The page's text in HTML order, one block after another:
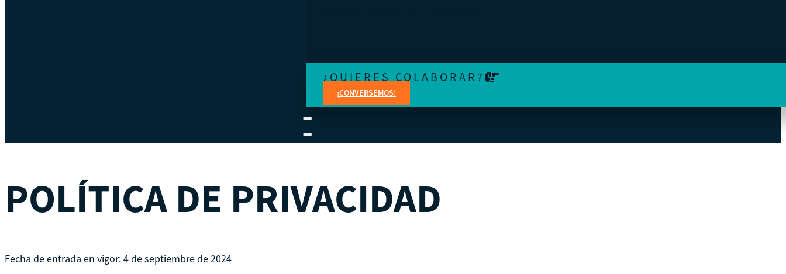
¿QUIERES COLABORAR?
¡CONVERSEMOS!
POLÍTICA DE PRIVACIDAD
Fecha de entrada en vigor: 4 de septiembre de 2024